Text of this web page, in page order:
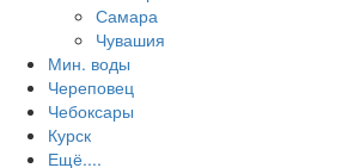
Самара
Чувашия
Мин. воды
Череповец
Чебоксары
Курск
Ещё....